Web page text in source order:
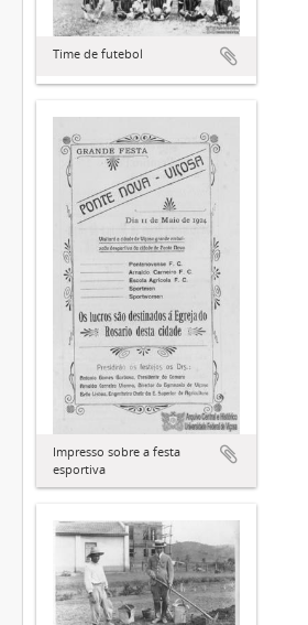
Time de futebol
Impresso sobre a festa
esportiva